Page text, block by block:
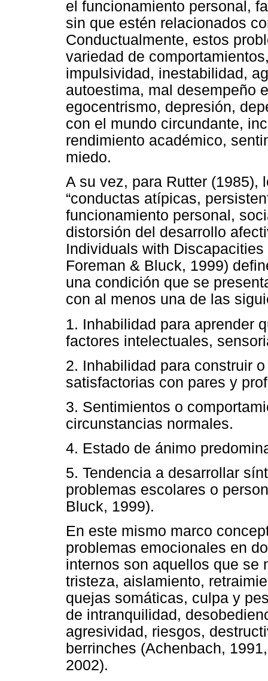
el funcionamiento personal,
sin que estén relacionados
Conductualmente, estos
variedad de
impulsividad, inestabilidad,
autoestima, mal desempeño
egocentrismo, depresión,
con el mundo circundante,
rendimiento académico,
miedo.
A su vez, para Rutter (1985),
“conductas atípicas,
funcionamiento personal,
distorsión del desarrollo
Individuals with
Foreman & Bluck, 1999)
una condición que se
con al menos una de las
1. Inhabilidad para aprender
factores intelectuales,
2. Inhabilidad para construir
satisfactorias con pares y
3. Sentimientos o
circunstancias normales.
4. Estado de ánimo
5. Tendencia a desarrollar
problemas escolares o
Bluck, 1999).
En este mismo marco
problemas emocionales en
internos son aquellos que se
tristeza, aislamiento,
quejas somáticas, culpa y
de intranquilidad,
agresividad, riesgos,
berrinches (Achenbach,
2002).